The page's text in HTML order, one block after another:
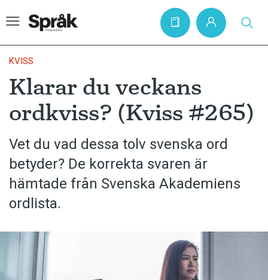
Hem
Artiklar
Krönikor
Språkfrågor
Skrivtips
Bokrecensioner
Kviss
Podden
Anmäl till språkpolisen
KVISS
Klarar du veckans
ordkviss? (Kviss #265)
Vet du vad dessa tolv svenska ord
betyder? De korrekta svaren är
hämtade från Svenska Akademiens
ordlista.